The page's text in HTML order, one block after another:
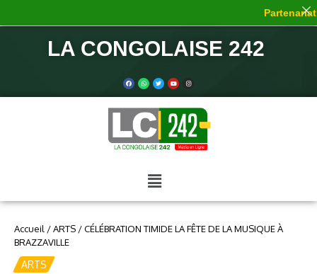
LA CONGOLAISE 242
Accueil /ARTS /CÉLÉBRATION TIMIDE LA FÊTE DE LA MUSIQUE À
BRAZZAVILLE
ARTS
Partenariat